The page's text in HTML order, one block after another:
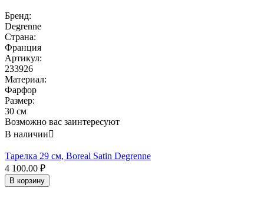
Бренд:
Degrenne
Страна:
Франция
Артикул:
233926
Материал:
Фарфор
Размер:
30 см
Возможно вас заинтересуют
В наличии
Тарелка 29 см, Boreal Satin Degrenne
4 100.00 ₽
В корзину